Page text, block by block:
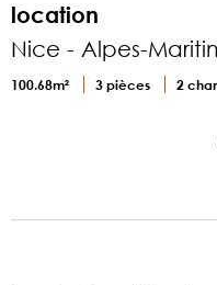
location
Nice - Alpes-
100.68m² 3 pièces 2